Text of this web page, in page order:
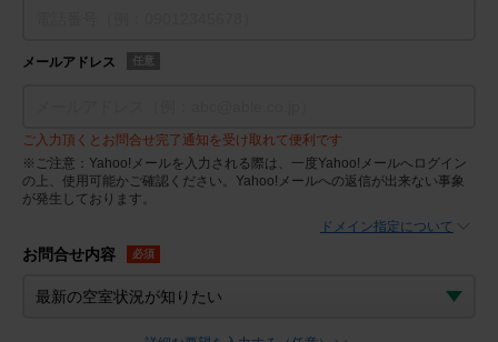
メールアドレス 任意
ご入力頂くとお問合せ完了通知を受け取れて便利です
※ご注意：Yahoo!メールを入力される際は、一度Yahoo!メールへログイン
の上、使用可能かご確認ください。Yahoo!メールへの返信が出来ない事象
が発生しております。
ドメイン指定について
お問合せ内容 必須